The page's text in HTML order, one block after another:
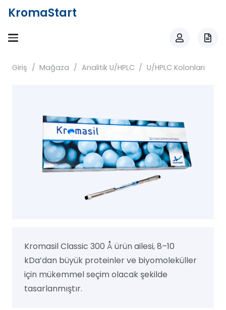
KromaStart
Giriş / Mağaza / Analitik U/HPLC / U/HPLC Kolonları
Kromasil Classic 300 Å ürün ailesi, 8–10
kDa’dan büyük proteinler ve biyomoleküller
için mükemmel seçim olacak şekilde
tasarlanmıştır.